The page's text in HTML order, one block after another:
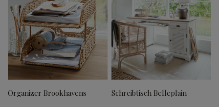
Organizer Brookhavens Schreibtisch Belleplain